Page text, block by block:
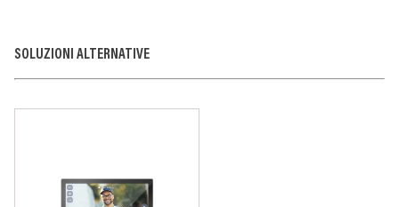
SOLUZIONI ALTERNATIVE